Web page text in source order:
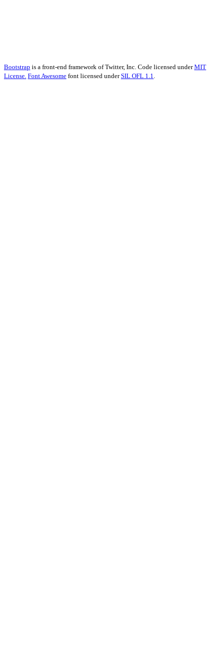
Bootstrap is a front-end framework of Twitter, Inc. Code licensed underMIT
License. Font Awesome font licensed underSIL OFL 1.1